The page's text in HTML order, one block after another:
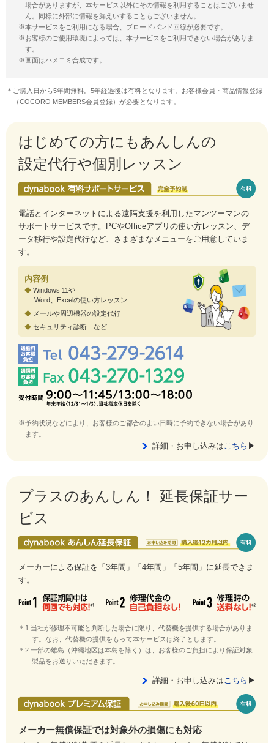
場合がありますが、本サービス以外にその情報を利用することはございませ
ん。同様に外部に情報を漏えいすることもございません。
※本サービスをご利用になる場合、ブロードバンド回線が必要です。
※お客様のご使用環境によっては、本サービスをご利用できない場合がありま
す。
※画面はハメコミ合成です。
＊ご購入日から5年間無料。5年経過後は有料となります。お客様会員・商品情報登録
（COCORO MEMBERS会員登録）が必要となります。
はじめての方にもあんしんの
設定代行や個別レッスン
電話とインターネットによる遠隔支援を利用したマンツーマンの
サポートサービスです。PCやOfficeアプリの使い方レッスン、デ
ータ移行や設定代行など、さまざまなメニューをご用意していま
す。
内容例
◆ Windows 11や
Word、Excelの使い方レッスン
◆ メールや周辺機器の設定代行
◆ セキュリティ診断 など
※予約状況などにより、お客様のご都合のよい日時に予約できない場合があり
ます。
詳細・お申し込みは こちら ▶
プラスのあんしん！ 延長保証サー
ビス
メーカーによる保証を「3年間」「4年間」「5年間」に延長できま
す。
＊1 当社が修理不可能と判断した場合に限り、代替機を提供する場合がありま
す。なお、代替機の提供をもって本サービスは終了とします。
＊2 一部の離島（沖縄地区は本島を除く）は、お客様のご負担により保証対象
製品をお送りいただきます。
詳細・お申し込みは こちら ▶
メーカー無償保証では対象外の損傷にも対応